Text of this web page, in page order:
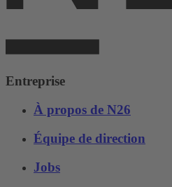
Entreprise
À propos de N26
Équipe de direction
Jobs